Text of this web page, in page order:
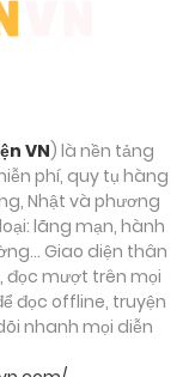
VN) là nền tảng
phí, quy tụ hàng
Nhật và phương
lãng mạn, hành
Giao diện thân
đọc mượt trên mọi
đọc offline, truyện
nhanh mọi diễn